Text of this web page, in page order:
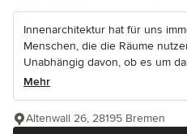
Innenarchitektur hat für uns
Menschen, die die Räume
Unabhängig davon, ob es um
Mehr
Altenwall 26, 28195 Bremen